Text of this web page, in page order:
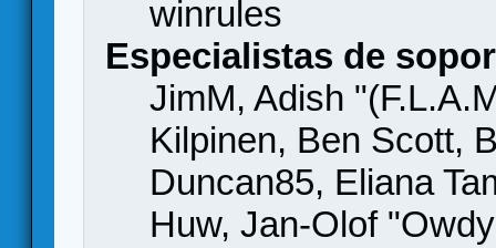
winrules
Especialistas de
JimM, Adish
Kilpinen, Ben Scott,
Duncan85, Eliana
Huw, Jan-Olof